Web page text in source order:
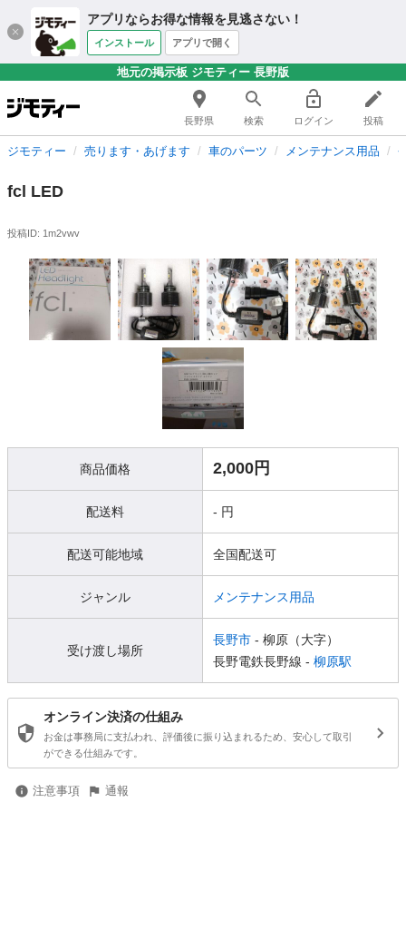
アプリならお得な情報を見逃さない！
インストール アプリで開く
地元の掲示板 ジモティー 長野版
長野県 検索 ログイン 投稿
ジモティー 売ります・あげます 車のパーツ メンテナンス用品
fcl LED
投稿ID: 1m2vwv
商品価格 2,000円
配送料 - 円
配送可能地域 全国配送可
ジャンル メンテナンス用品
受け渡し場所
長野市 - 柳原（大字）
長野電鉄長野線 - 柳原駅
オンライン決済の仕組み
お金は事務局に支払われ、評価後に振り込まれるため、安心して取引
ができる仕組みです。
注意事項 通報